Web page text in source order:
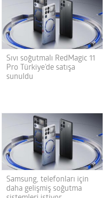
Sıvı soğutmalı RedMagic 11
Pro Türkiye’de satışa
sunuldu
Samsung, telefonları için
daha gelişmiş soğutma